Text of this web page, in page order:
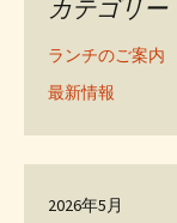
カテゴリー
ランチのご案内
最新情報
2026年5月